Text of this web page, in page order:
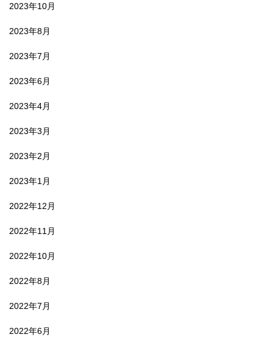
2023年10月
2023年8月
2023年7月
2023年6月
2023年4月
2023年3月
2023年2月
2023年1月
2022年12月
2022年11月
2022年10月
2022年8月
2022年7月
2022年6月